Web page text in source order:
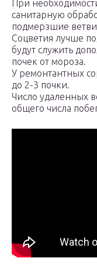
При
санитарную
подмерзшие
Соцветия лучше
будут служить
почек от мороза.
У ремонтантных
до 2-3 почки.
Число удаленных
общего числа